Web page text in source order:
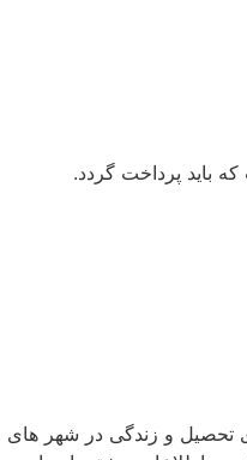
تحصیل و زندگی در شهر های